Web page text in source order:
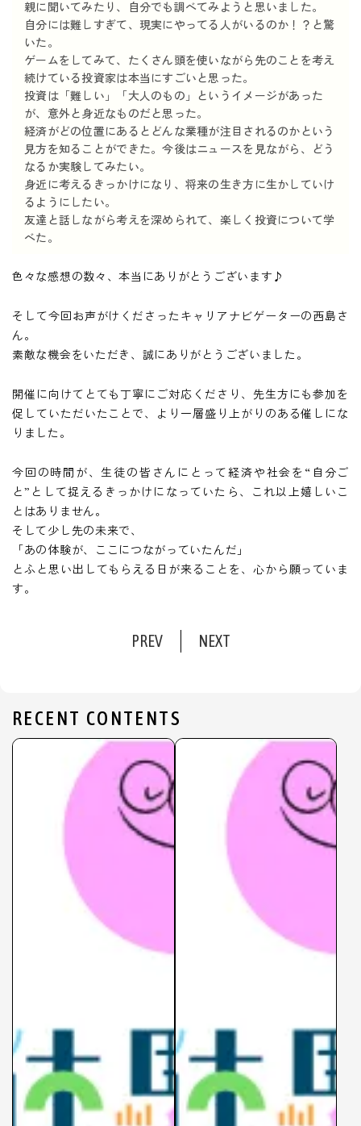
親に聞いてみたり、自分でも調べてみようと思いました。
自分には難しすぎて、現実にやってる人がいるのか！？と驚
いた。
ゲームをしてみて、たくさん頭を使いながら先のことを考え
続けている投資家は本当にすごいと思った。
投資は「難しい」「大人のもの」というイメージがあった
が、意外と身近なものだと思った。
経済がどの位置にあるとどんな業種が注目されるのかという
見方を知ることができた。今後はニュースを見ながら、どう
なるか実験してみたい。
身近に考えるきっかけになり、将来の生き方に生かしていけ
るようにしたい。
友達と話しながら考えを深められて、楽しく投資について学
べた。
色々な感想の数々、本当にありがとうございます♪
そして今回お声がけくださったキャリアナビゲーターの西島さ
ん。
素敵な機会をいただき、誠にありがとうございました。
開催に向けてとても丁寧にご対応くださり、先生方にも参加を
促していただいたことで、より一層盛り上がりのある催しにな
りました。
今回の時間が、生徒の皆さんにとって経済や社会を“自分ご
と”として捉えるきっかけになっていたら、これ以上嬉しいこ
とはありません。
そして少し先の未来で、
「あの体験が、ここにつながっていたんだ」
とふと思い出してもらえる日が来ることを、心から願っていま
す。
PREV NEXT
RECENT CONTENTS